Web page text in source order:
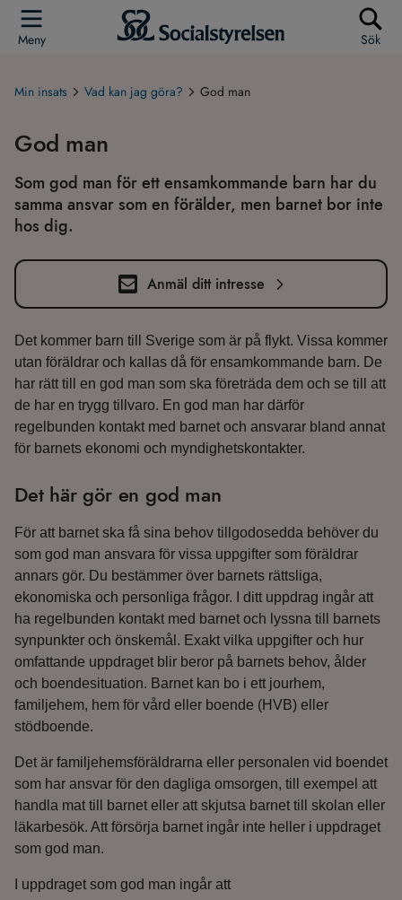
Meny Sök
Min insats Vad kan jag göra? God man
God man
Som god man för ett ensamkommande barn har du
samma ansvar som en förälder, men barnet bor inte
hos dig.
Anmäl ditt intresse
Det kommer barn till Sverige som är på flykt. Vissa kommer
utan föräldrar och kallas då för ensamkommande barn. De
har rätt till en god man som ska företräda dem och se till att
de har en trygg tillvaro. En god man har därför
regelbunden kontakt med barnet och ansvarar bland annat
för barnets ekonomi och myndighetskontakter.
Det här gör en god man
För att barnet ska få sina behov tillgodosedda behöver du
som god man ansvara för vissa uppgifter som föräldrar
annars gör. Du bestämmer över barnets rättsliga,
ekonomiska och personliga frågor. I ditt uppdrag ingår att
ha regelbunden kontakt med barnet och lyssna till barnets
synpunkter och önskemål. Exakt vilka uppgifter och hur
omfattande uppdraget blir beror på barnets behov, ålder
och boendesituation. Barnet kan bo i ett jourhem,
familjehem, hem för vård eller boende (HVB) eller
stödboende.
Det är familjehemsföräldrarna eller personalen vid boendet
som har ansvar för den dagliga omsorgen, till exempel att
handla mat till barnet eller att skjutsa barnet till skolan eller
läkarbesök. Att försörja barnet ingår inte heller i uppdraget
som god man.
I uppdraget som god man ingår att